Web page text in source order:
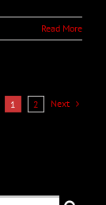
Read More
1 2 Next